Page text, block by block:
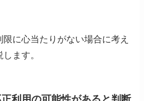
に心当たりがない場合に考え
ます。